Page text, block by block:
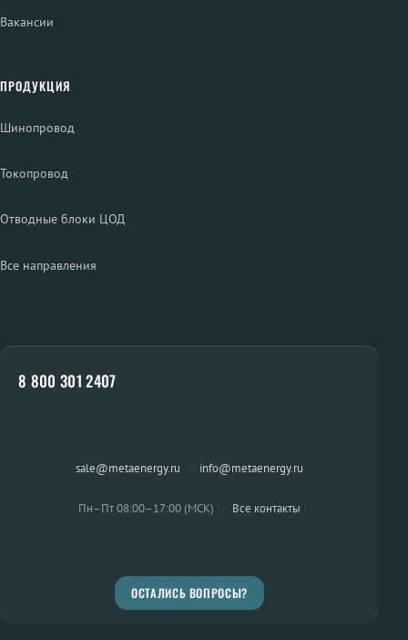
Вакансии
ПРОДУКЦИЯ
Шинопровод
Токопровод
Отводные блоки ЦОД
Все направления
8 800 301 2407
sale@metaenergy.ru · info@metaenergy.ru
Пн–Пт 08:00–17:00 (МСК) · Все контакты
ОСТАЛИСЬ ВОПРОСЫ?